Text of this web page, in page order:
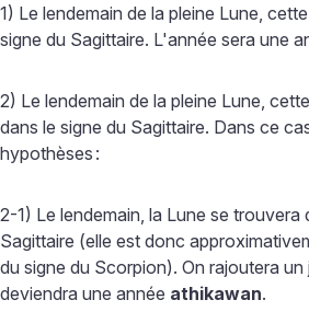
1) Le lendemain de la pleine Lune,
signe du Sagittaire. L'année sera une
2) Le lendemain de la pleine Lune,
dans le signe du Sagittaire. Dans ce
hypothèses :
2-1) Le lendemain, la Lune se trouvera
Sagittaire (elle est donc
du signe du Scorpion). On rajoutera
deviendra une année athikawan.